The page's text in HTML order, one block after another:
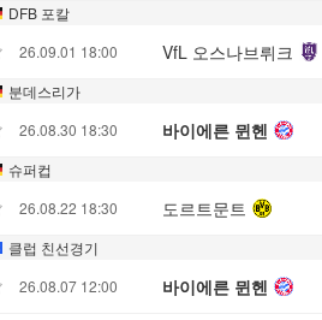
DFB 포칼
26.09.01 18:00
VfL 오스나브뤼크
분데스리가
26.08.30 18:30
바이에른 뮌헨
슈퍼컵
26.08.22 18:30
도르트문트
클럽 친선경기
26.08.07 12:00
바이에른 뮌헨